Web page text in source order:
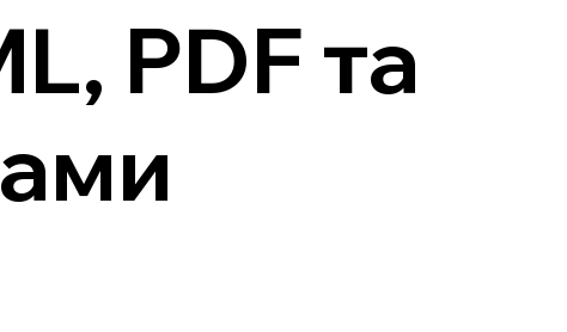
PDF та